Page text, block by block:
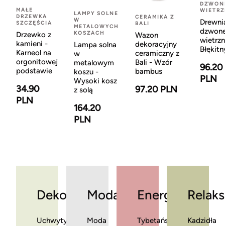
MAŁE
DRZEWKA
SZCZĘŚCIA
Drzewko z
kamieni -
Karneol na
orgonitowej
podstawie
34.90
PLN
LAMPY SOLNE
W
METALOWYCH
KOSZACH
Lampa solna
w
metalowym
koszu -
Wysoki kosz
z solą
164.20
PLN
CERAMIKA Z
BALI
Wazon
dekoracyjny
ceramiczny z
Bali - Wzór
bambus
97.20 PLN
96.20
PLN
Dekoracje
Uchwyty
Moda
Moda
Energia
Tybetańskie
Relaks
Kadzidła